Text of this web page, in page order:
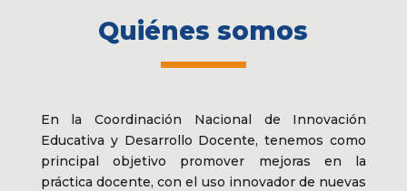
Quiénes somos
En la Coordinación Nacional de Innovación
Educativa y Desarrollo Docente, tenemos como
principal objetivo promover mejoras en la
práctica docente, con el uso innovador de nuevas